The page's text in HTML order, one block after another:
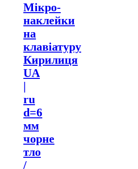
Мікро-
наклейки
на
клавіатуру
Кирилиця
UA
|
ru
d=6
мм
чорне
тло
/